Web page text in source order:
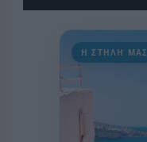
Η ΣΤΗΛΗ ΜΑΣ